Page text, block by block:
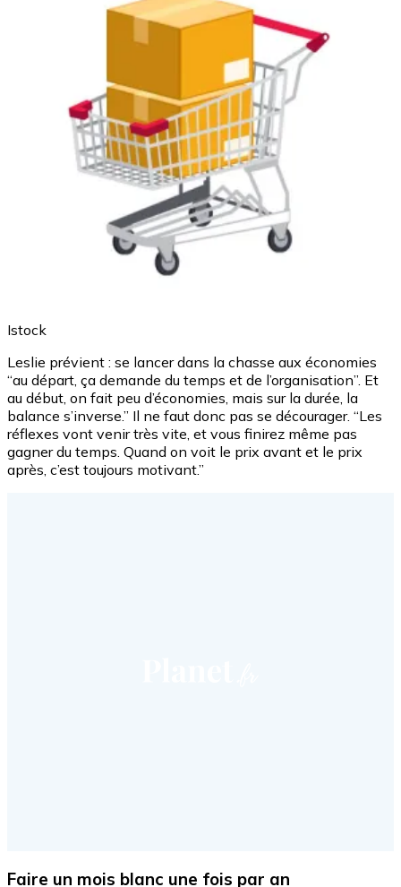
Istock
Leslie prévient : se lancer dans la chasse aux économies
“au départ, ça demande du temps et de l’organisation”. Et
au début, on fait peu d’économies, mais sur la durée, la
balance s’inverse.” Il ne faut donc pas se décourager. “Les
réflexes vont venir très vite, et vous finirez même pas
gagner du temps. Quand on voit le prix avant et le prix
après, c’est toujours motivant.”
Faire un mois blanc une fois par an